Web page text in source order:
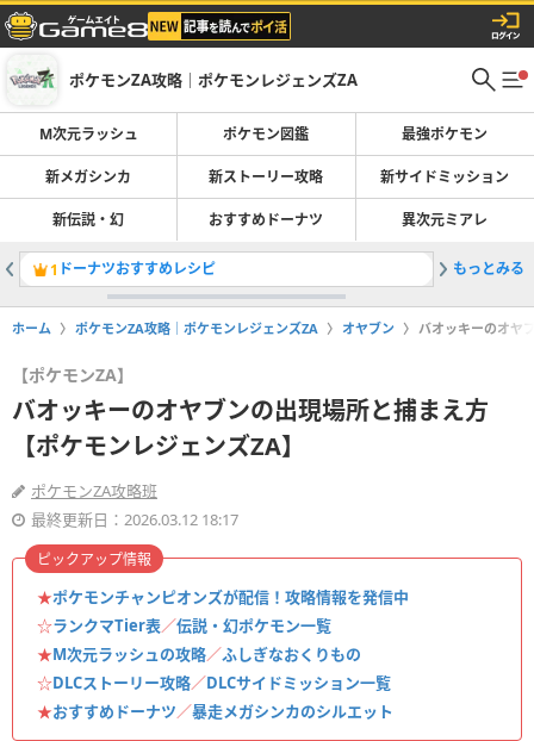
ポケモンZA攻略｜ポケモンレジェンズZA
M次元ラッシュ ポケモン図鑑 最強ポケモン
新メガシンカ 新ストーリー攻略 新サイドミッション
新伝説・幻 おすすめドーナツ 異次元ミアレ
1 ドーナツおすすめレシピ 2ポケモ
もっとみる
ホーム ポケモンZA攻略｜ポケモンレジェンズZA オヤブン バオッキーのオヤ
【ポケモンZA】
バオッキーのオヤブンの出現場所と捕まえ方
【ポケモンレジェンズZA】
ポケモンZA攻略班
最終更新日：2026.03.12 18:17
★ポケモンチャンピオンズが配信！攻略情報を発信中
☆ランクマTier表／伝説・幻ポケモン一覧
★M次元ラッシュの攻略／ふしぎなおくりもの
☆DLCストーリー攻略／DLCサイドミッション一覧
★おすすめドーナツ／暴走メガシンカのシルエット
ピックアップ情報